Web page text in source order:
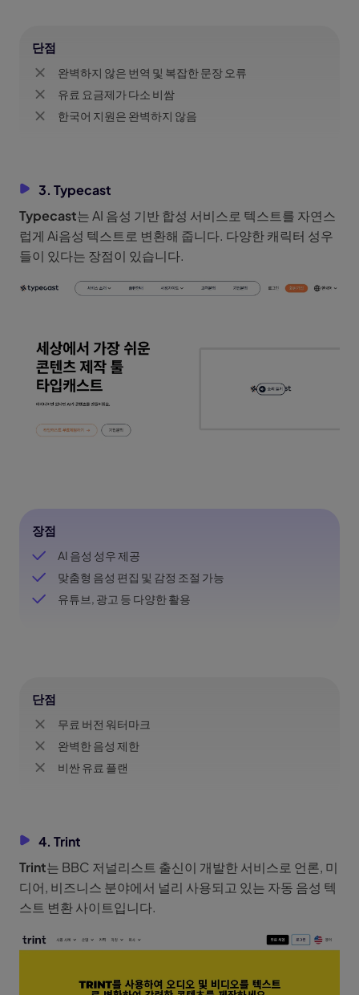
단점
완벽하지 않은 번역 및 복잡한 문장 오류
유료 요금제가 다소 비쌈
한국어 지원은 완벽하지 않음
3. Typecast
Typecast는 AI 음성 기반 합성 서비스로 텍스트를 자연스
럽게 Ai음성 텍스트로 변환해 줍니다. 다양한 캐릭터 성우
들이 있다는 장점이 있습니다.
장점
AI 음성 성우 제공
맞춤형 음성 편집 및 감정 조절 가능
유튜브, 광고 등 다양한 활용
단점
무료 버전 워터마크
완벽한 음성 제한
비싼 유료 플랜
4. Trint
Trint는 BBC 저널리스트 출신이 개발한 서비스로 언론, 미
디어, 비즈니스 분야에서 널리 사용되고 있는 자동 음성 텍
스트 변환 사이트입니다.